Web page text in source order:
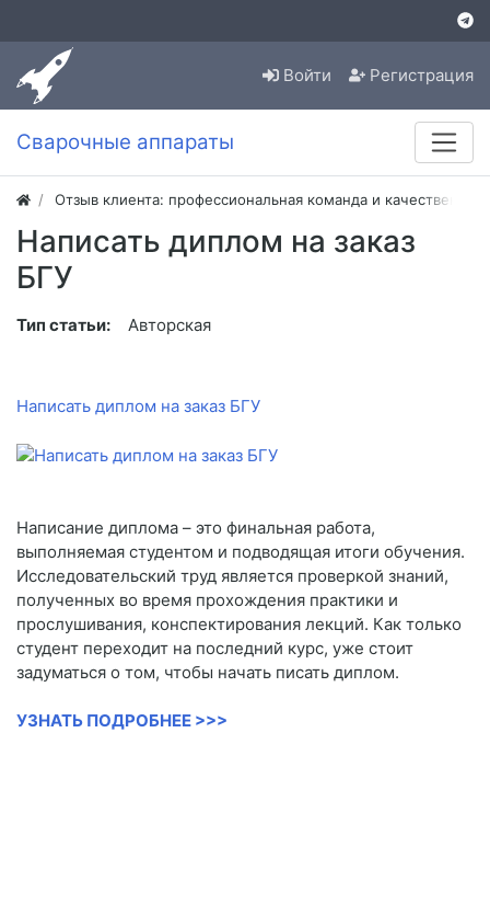
Войти Регистрация
Сварочные аппараты
Отзыв клиента: профессиональная команда и
Написать диплом на заказ
БГУ
Тип статьи: Авторская
Написать диплом на заказ БГУ
Написание диплома – это финальная работа,
выполняемая студентом и подводящая итоги обучения.
Исследовательский труд является проверкой знаний,
полученных во время прохождения практики и
прослушивания, конспектирования лекций. Как только
студент переходит на последний курс, уже стоит
задуматься о том, чтобы начать писать диплом.
УЗНАТЬ ПОДРОБНЕЕ >>>